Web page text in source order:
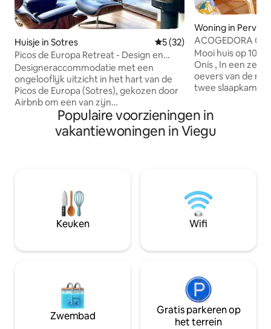
Huisje in Sotres Gemiddelde beoordeling
5 (32)
Picos de Europa Retreat - Design en
geweldig uitzicht
Designeraccommodatie met een
ongelooflijk uitzicht in het hart van de
Picos de Europa (Sotres), gekozen door
Airbnb om een van zijn
reclamecampagnes te filmen. Ideaal om
te ontspannen, op afstand te werken of
bergpaden te verkennen die direct voor
Pure natuur in een prachtig nationaal
Inchecken/uitchecken: zaterdag. Geen
dagelijkse schoonmaak.
Woning in Pervís
ACOGEDORA
de Onis
Mooi huis op 10
Onís , In een zeer
oevers van de
twee
bed van 35. een
toilet en
,keuken uitgerust met
Barbecue en
genieten van de
het strand op
afstand.
Populaire voorzieningen in
vakantiewoningen in Viegu
Keuken Wifi
Zwembad
Gratis parkeren op
het terrein